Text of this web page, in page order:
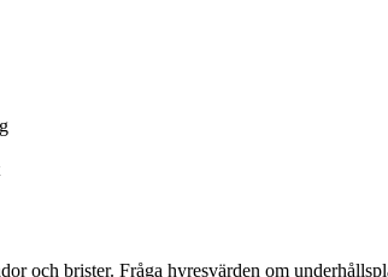
brister. Fråga hyresvärden om